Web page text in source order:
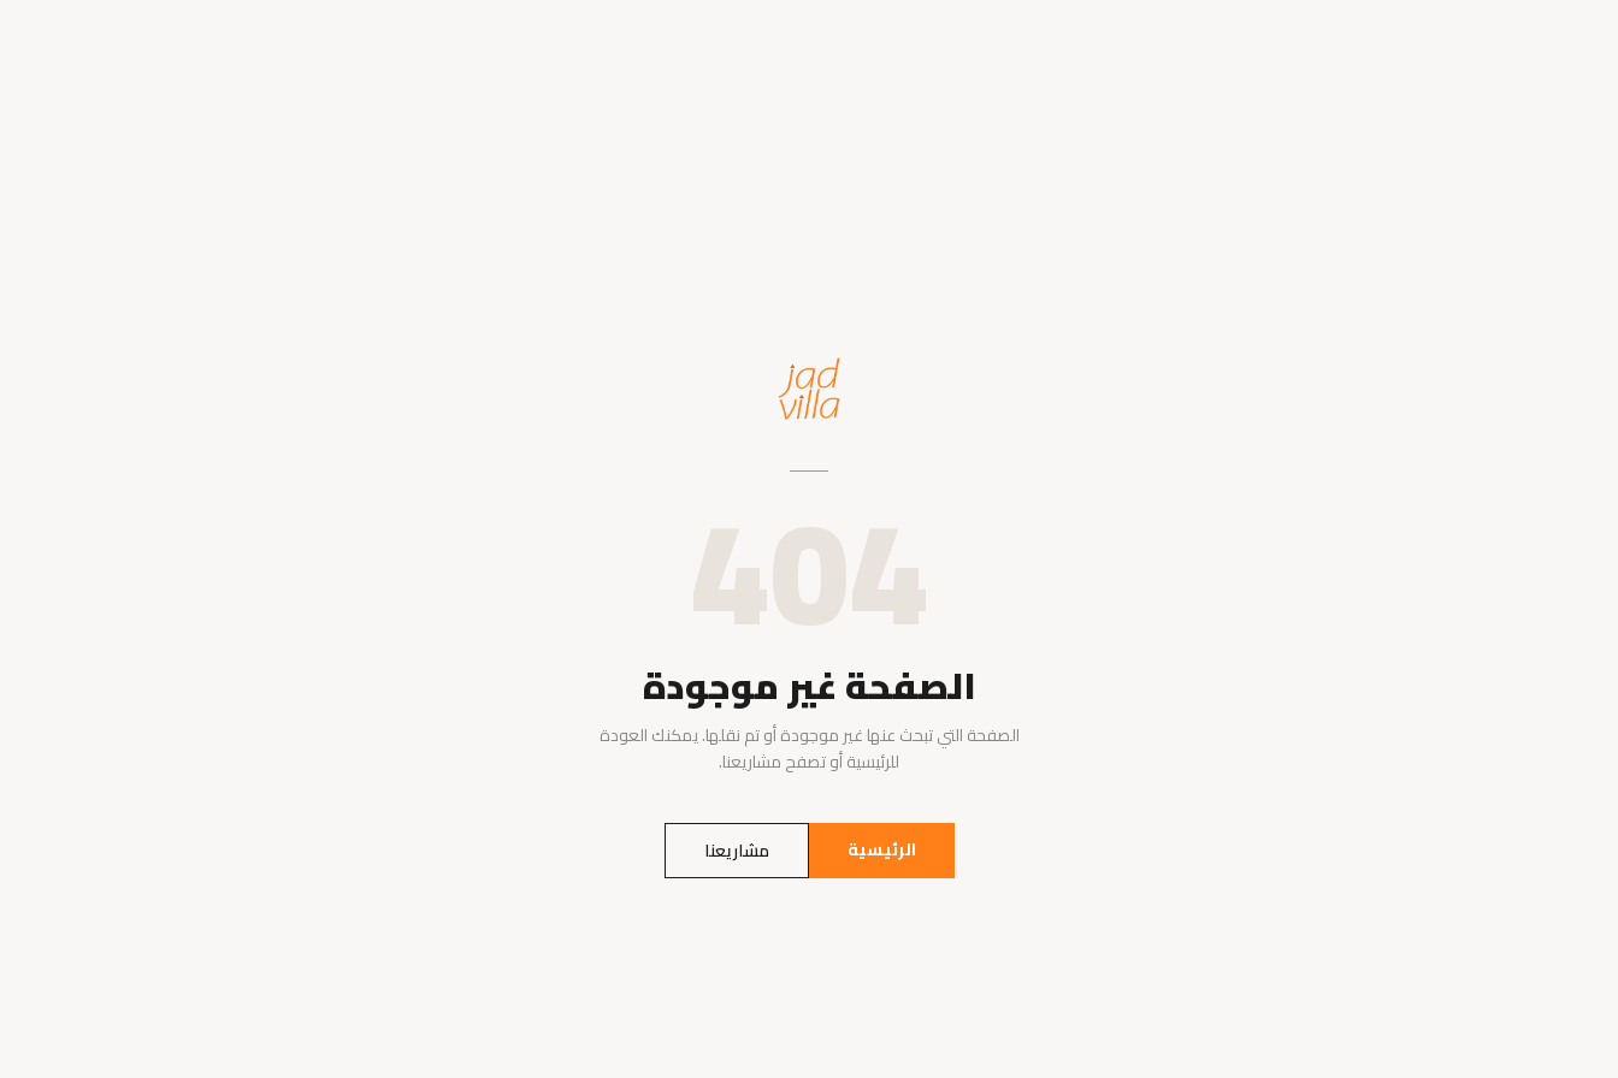
404
الصفحة غير موجودة
الصفحة التي تبحث عنها غير موجودة أو تم نقلها. يمكنك العودة
للرئيسية أو تصفح مشاريعنا.
الرئيسية مشاريعنا